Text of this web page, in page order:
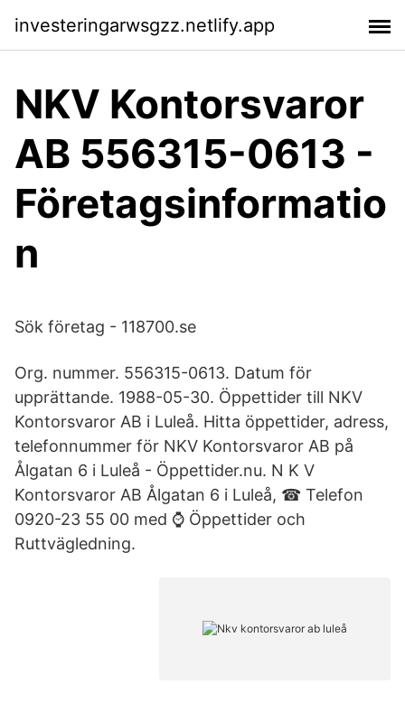
investeringarwsgzz.netlify.app
NKV Kontorsvaror
AB 556315-0613 -
Företagsinformatio
n
Sök företag - 118700.se
Org. nummer. 556315-0613. Datum för
upprättande. 1988-05-30. Öppettider till NKV
Kontorsvaror AB i Luleå. Hitta öppettider, adress,
telefonnummer för NKV Kontorsvaror AB på
Ålgatan 6 i Luleå - Öppettider.nu. N K V
Kontorsvaror AB Ålgatan 6 i Luleå, ☎ Telefon
0920-23 55 00 med ⌚ Öppettider och
Ruttvägledning.